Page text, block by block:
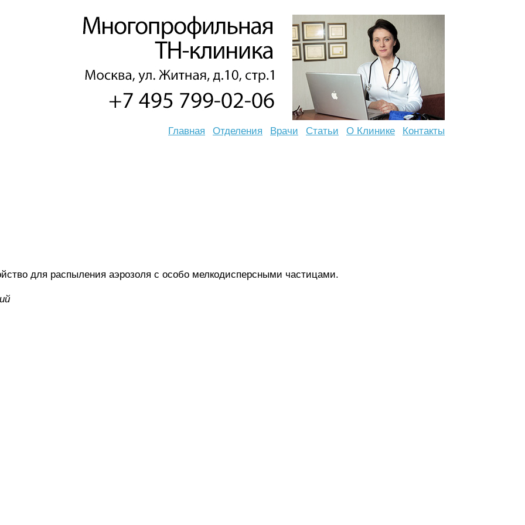
Главная Отделения Врачи Статьи О Клинике Контакты
для распыления аэрозоля с особо мелкодисперсными частицами.